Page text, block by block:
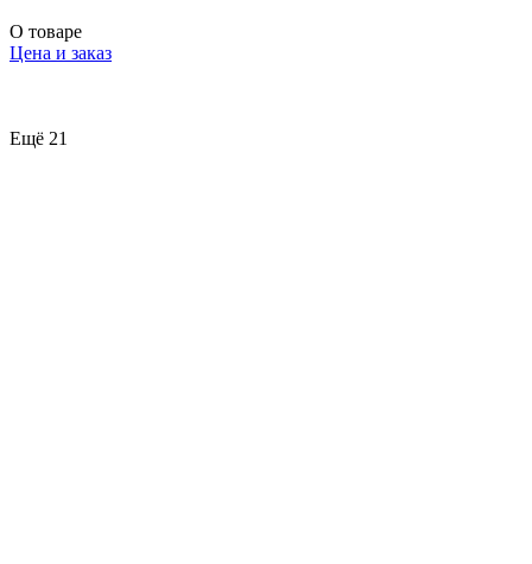
О товаре
Цена и заказ
Ещё 21